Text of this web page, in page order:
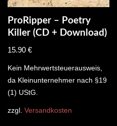
ProRipper – Poetry
Killer (CD + Download)
15.90 €
Kein Mehrwertsteuerausweis,
da Kleinunternehmer nach §19
(1) UStG.
zzgl. Versandkosten